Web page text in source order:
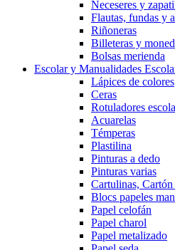
Neceseres y
Flautas, fundas y
Riñoneras
Billeteras y
Bolsas merienda
Escolar y Manualidades
Lápices de colores
Ceras
Rotuladores
Acuarelas
Témperas
Plastilina
Pinturas a dedo
Pinturas varias
Cartulinas,
Blocs papeles
Papel celofán
Papel charol
Papel metalizado